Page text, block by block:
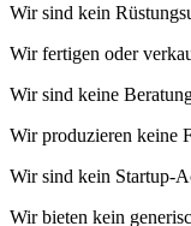
Wir sind kein
Wir fertigen oder
Wir sind keine
Wir produzieren keine
Wir sind kein Startup-
Wir bieten kein